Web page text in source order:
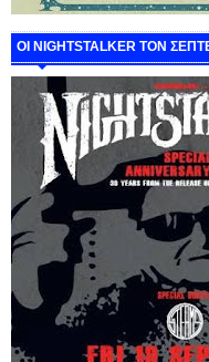
ΟΙ NIGHTSTALKER ΤΟΝ